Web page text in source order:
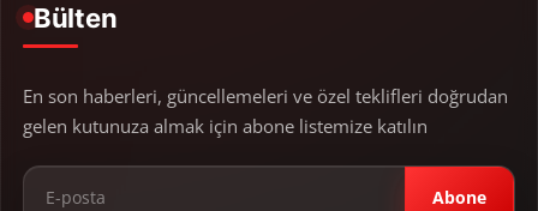
Bülten
En son haberleri, güncellemeleri ve özel teklifleri doğrudan
gelen kutunuza almak için abone listemize katılın
Abone